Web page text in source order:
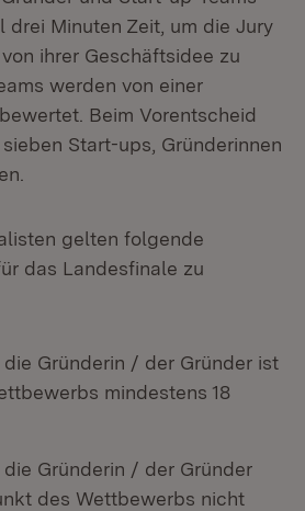
drei Minuten Zeit, um die Jury
ihrer Geschäftsidee zu
werden von einer
Beim Vorentscheid
Start-ups, Gründerinnen
gelten folgende
das Landesfinale zu
Gründerin / der Gründer ist
mindestens 18
Gründerin / der Gründer
des Wettbewerbs nicht